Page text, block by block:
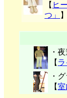
【 ヒ
つ」
】
・
【
・
【室